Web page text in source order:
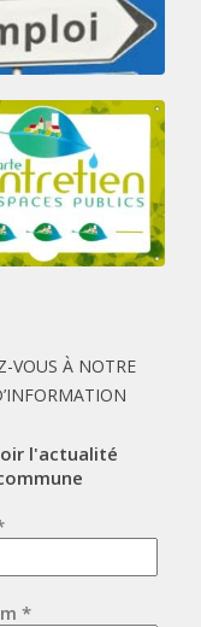
VOUS À NOTRE
l'actualité
*